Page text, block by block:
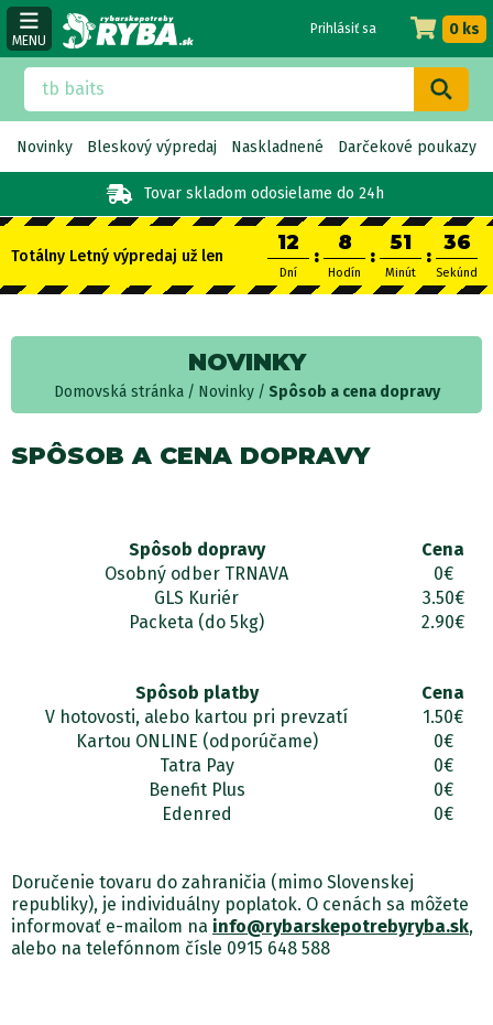
MENU
Tovar skladom odosielame do 24h
Prihlásiť sa 0 ks
Novinky Bleskový výpredaj Naskladnené Darčekové poukazy
Totálny Letný výpredaj už len
12
Dní
:
8
Hodín
:
51
Minút
:
36
Sekúnd
NOVINKY
Domovská stránka Novinky Spôsob a cena dopravy
SPÔSOB A CENA DOPRAVY
Spôsob dopravy
Cena
Osobný odber TRNAVA
0€
GLS Kuriér
3.50€
Packeta (do 5kg)
2.90€
Spôsob platby
Cena
V hotovosti, alebo kartou pri prevzatí
1.50€
Kartou ONLINE (odporúčame)
0€
Tatra Pay
0€
Benefit Plus
0€
Edenred
0€
Doručenie tovaru do zahraničia (mimo Slovenskej
republiky), je individuálny poplatok. O cenách sa môžete
informovať e-mailom na info@rybarskepotrebyryba.sk,
alebo na telefónnom čísle 0915 648 588